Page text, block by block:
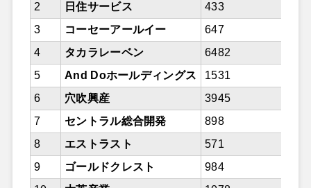
2
日住サービス 433
3
コーセーアールイー 647
4
タカラレーベン 6482
5
And Doホールディングス 1531
6
穴吹興産 3945
7
セントラル総合開発 898
8
エストラスト 571
9
ゴールドクレスト 984